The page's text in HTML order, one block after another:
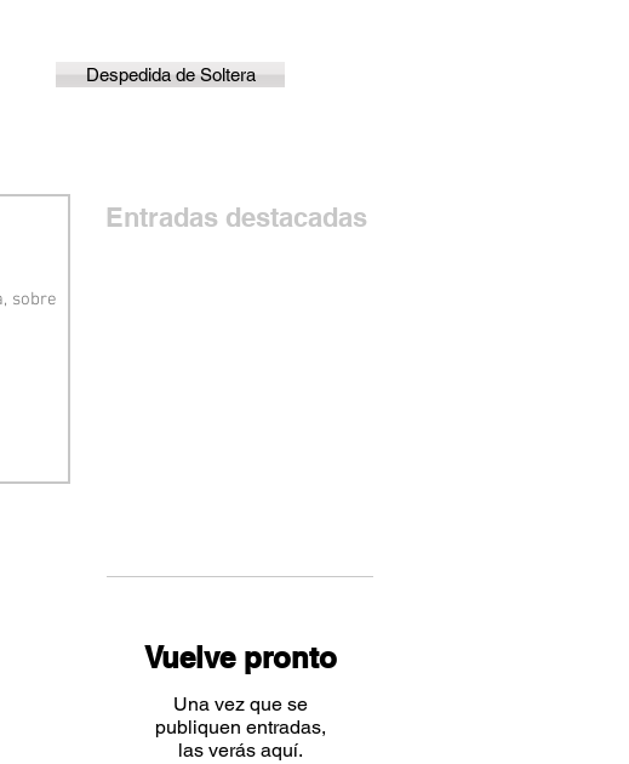
Despedida de Soltera
sobre
Entradas destacadas
Vuelve pronto
Una vez que se
publiquen entradas,
las verás aquí.